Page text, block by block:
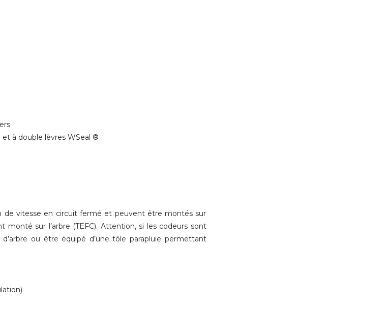
à double lèvres WSeal ®
de vitesse en circuit fermé et peuvent être montés sur
sur l’arbre (TEFC). Attention, si les codeurs sont
ou être équipé d’une tôle parapluie permettant